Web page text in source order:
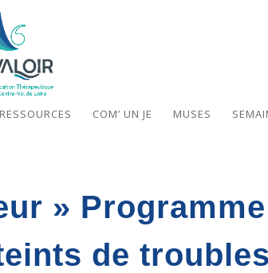
RESSOURCES COM’ UN JE MUSES
»
de